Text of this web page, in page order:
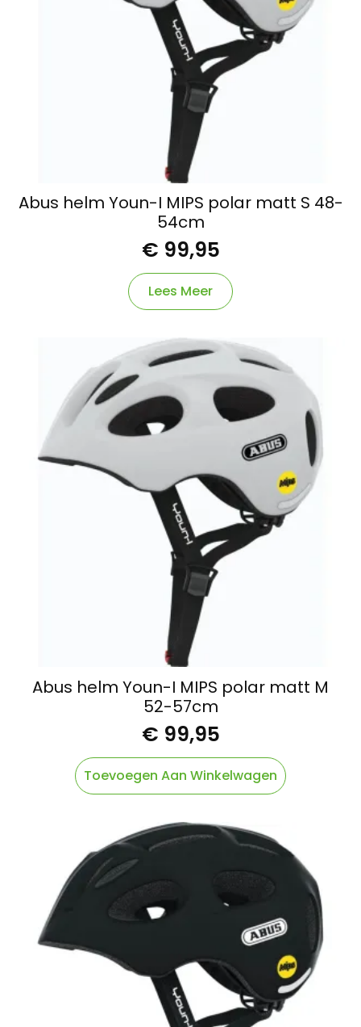
Abus helm Youn-I MIPS polar matt S 48-
54cm
€ 99,95
Lees Meer
Abus helm Youn-I MIPS polar matt M
52-57cm
€ 99,95
Toevoegen Aan Winkelwagen